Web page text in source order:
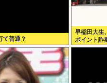
て普通？
早稲田大生
ポイント詐